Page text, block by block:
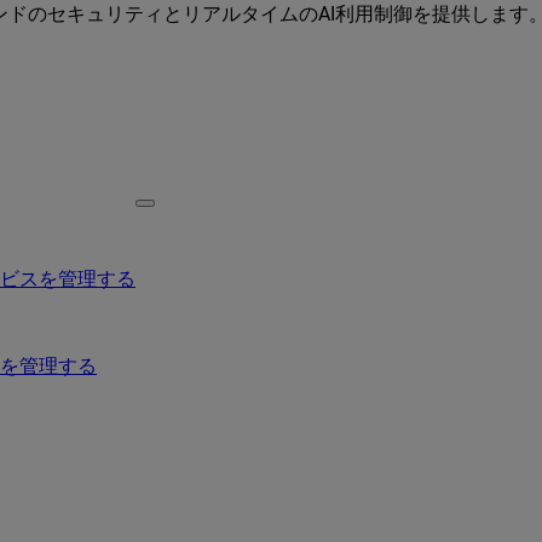
のセキュリティとリアルタイムのAI利用制御を提供します。
スを管理する
管理する